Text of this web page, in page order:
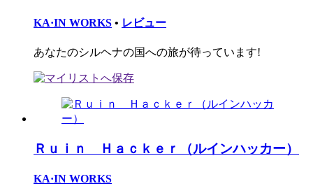
KA·IN WORKS • レビュー
あなたのシルヘナの国への旅が待っています!
Ｒｕｉｎ Ｈａｃｋｅｒ（ルインハッカー）
KA·IN WORKS